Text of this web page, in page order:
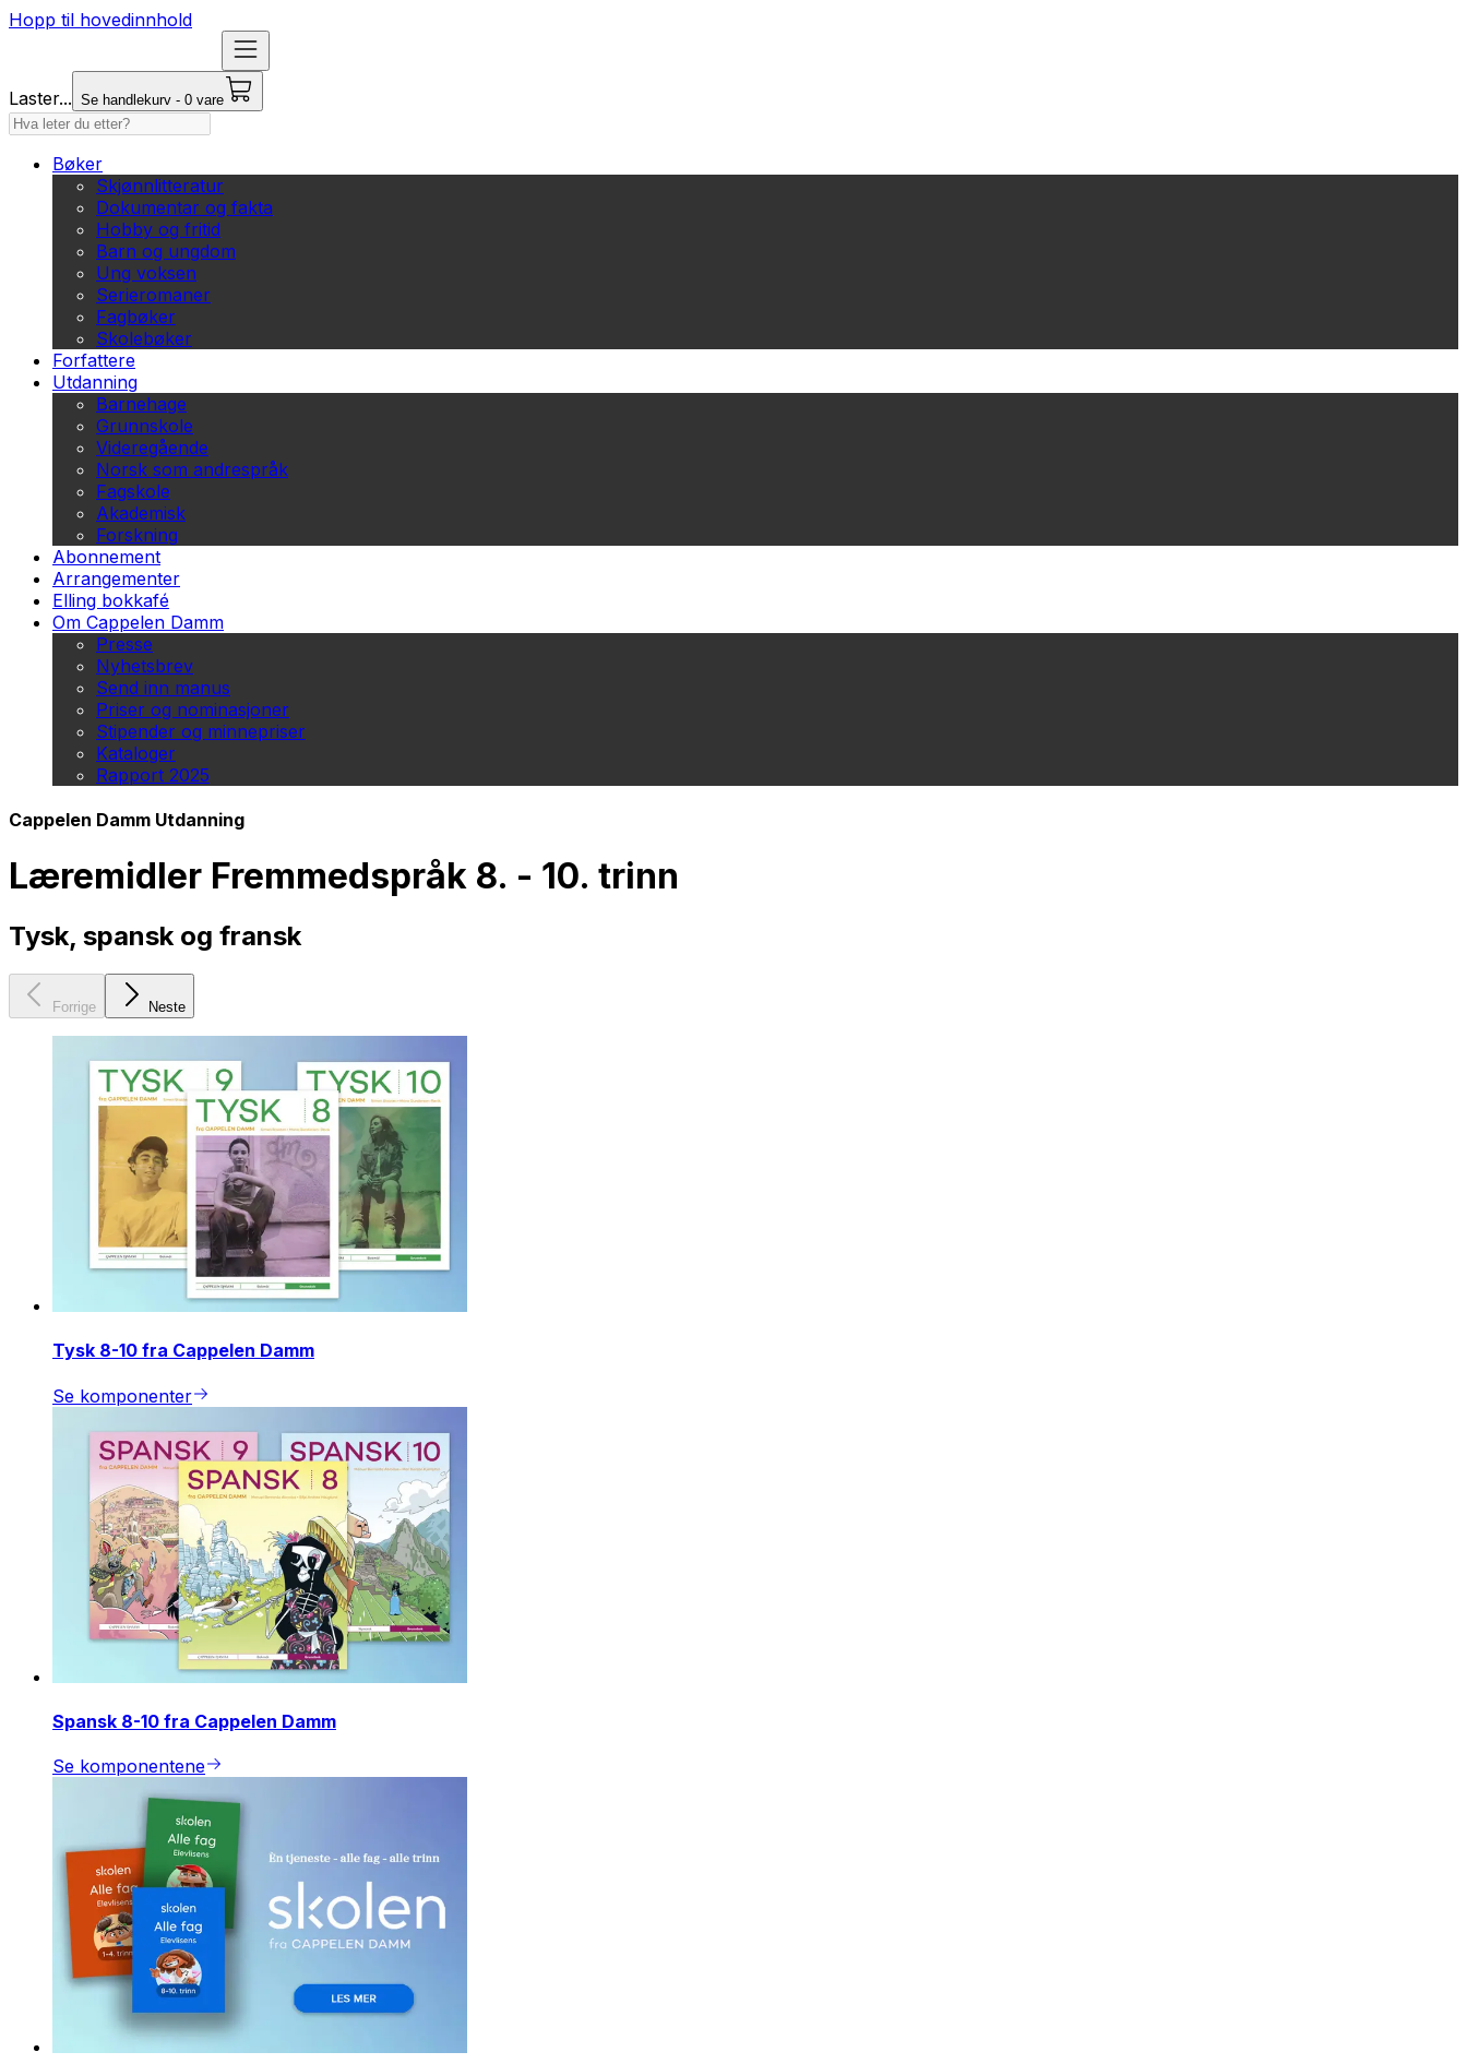
Hopp til hovedinnhold
Laster... Se handlekurv - 0 vare
Bøker
Skjønnlitteratur
Dokumentar og fakta
Hobby og fritid
Barn og ungdom
Ung voksen
Serieromaner
Fagbøker
Skolebøker
Forfattere
Utdanning
Barnehage
Grunnskole
Videregående
Norsk som andrespråk
Fagskole
Akademisk
Forskning
Abonnement
Arrangementer
Elling bokkafé
Om Cappelen Damm
Presse
Nyhetsbrev
Send inn manus
Priser og nominasjoner
Stipender og minnepriser
Kataloger
Rapport 2025
Cappelen Damm Utdanning
Læremidler Fremmedspråk 8. - 10. trinn
Tysk, spansk og fransk
Forrige Neste
Tysk 8-10 fra Cappelen Damm
Se komponenter
Spansk 8-10 fra Cappelen Damm
Se komponentene